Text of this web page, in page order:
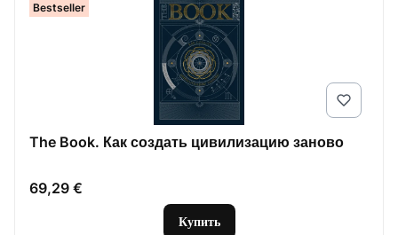
Bestseller
The Book. Как создать цивилизацию заново
Цена
69,29 €
Купить